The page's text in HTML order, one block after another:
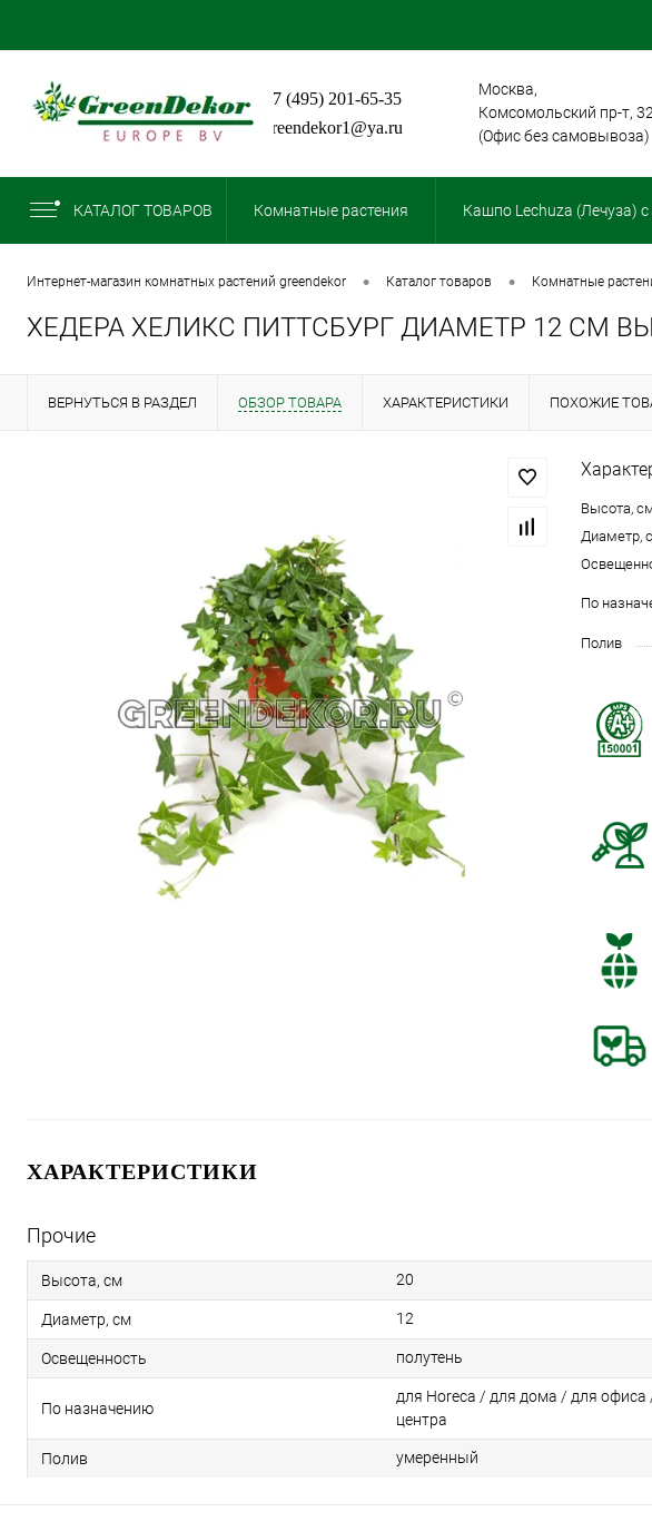
+7 (495) 201-65-35
greendekor1@ya.ru
Москва,
Комсомольский пр-т, 32
(Офис без самовывоза)
КАТАЛОГ ТОВАРОВ Комнатные растения Кашпо Lechuza (Лечуза)
интернет-магазин комнатных растений greendekor • каталог товаров • комнатные
ХЕДЕРА ХЕЛИКС ПИТТСБУРГ ДИАМЕТР 12 СМ
ВЕРНУТЬСЯ В РАЗДЕЛ ОБЗОР ТОВАРА ХАРАКТЕРИСТИКИ ПОХОЖИЕ
Высота,
Диаметр,
По
Полив
ХАРАКТЕРИСТИКИ
Прочие
Высота, см 20
Диаметр, см 12
Освещенность полутень
По назначению
для Horeca / для дома / для офиса
центра
Полив умеренный